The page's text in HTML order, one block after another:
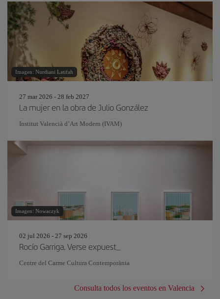
Imagen: Nurdiani Latifah
27 mar 2026 - 28 feb 2027
La mujer en la obra de Julio González
Institut Valencià d’Art Modern (IVAM)
Imagen: Nowaczyk
02 jul 2026 - 27 sep 2026
Rocío Garriga. Verse expuest_
Centre del Carme Cultura Contemporània
Consulta todos los eventos en Valencia